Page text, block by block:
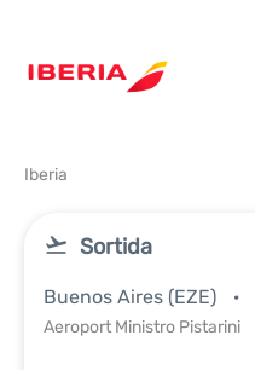
Iberia
Sortida
Buenos Aires (EZE)
Aeroport Ministro Pistarini